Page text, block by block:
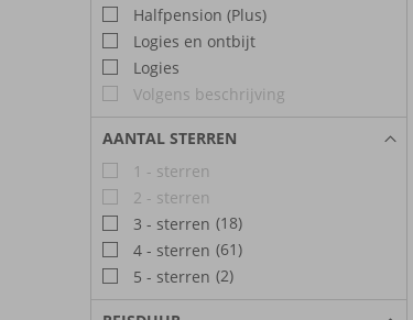
Halfpension (Plus)
Logies en ontbijt
Logies
Volgens beschrijving
AANTAL STERREN
1 - sterren
2 - sterren
3 - sterren (18)
4 - sterren (61)
5 - sterren (2)